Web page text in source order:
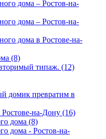
дома – Ростов-на-
дома – Ростов-на-
дома в Ростове-на-
(8)
типаж. (12)
домик превратим в
на-Дону (16)
дома (8)
дома - Ростов-на-